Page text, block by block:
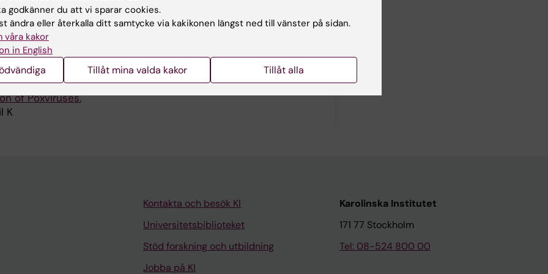
AND TRANSLATIONAL MEDICINE, VOL 14: STEM CELLS IN
AND DISEASE.2024;p. 35-54
of Poxviruses.
K
Kontakta och besök KI
Universitetsbiblioteket
Stöd forskning och utbildning
Jobba på KI
Karolinska Institutet
171 77 Stockholm
Tel: 08-524 800 00
godkänner du att vi sparar cookies.
ändra eller återkalla ditt samtycke via kakikonen längst ned till vänster på sidan.
våra kakor
in English
Tillåt mina valda kakor Tillåt alla